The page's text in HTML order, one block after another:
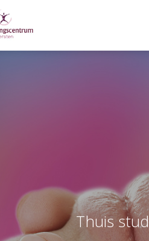
Thuis st uder